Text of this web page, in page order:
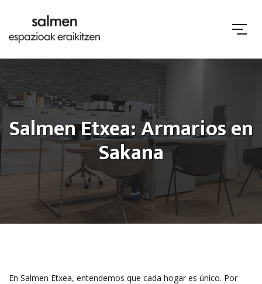
Salmen Etxea: Armarios en
Sakana
En Salmen Etxea, entendemos que cada hogar es único. Por